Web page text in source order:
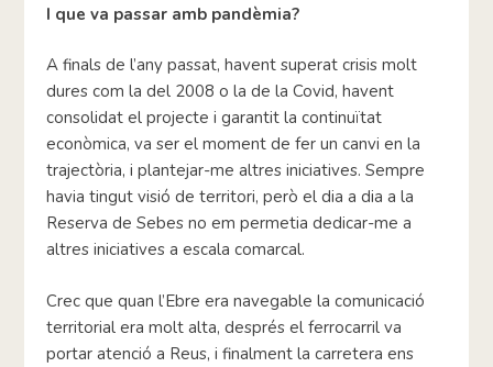
I que va passar amb pandèmia?
A finals de l’any passat, havent superat crisis molt
dures com la del 2008 o la de la Covid, havent
consolidat el projecte i garantit la continuïtat
econòmica, va ser el moment de fer un canvi en la
trajectòria, i plantejar-me altres iniciatives. Sempre
havia tingut visió de territori, però el dia a dia a la
Reserva de Sebes no em permetia dedicar-me a
altres iniciatives a escala comarcal.
Crec que quan l’Ebre era navegable la comunicació
territorial era molt alta, després el ferrocarril va
portar atenció a Reus, i finalment la carretera ens